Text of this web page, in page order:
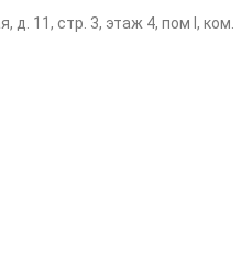
д. 11, стр. 3, этаж 4, пом I, ком.